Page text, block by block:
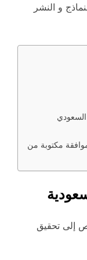
و النشر
مكتوبة من
إلى تحقيق